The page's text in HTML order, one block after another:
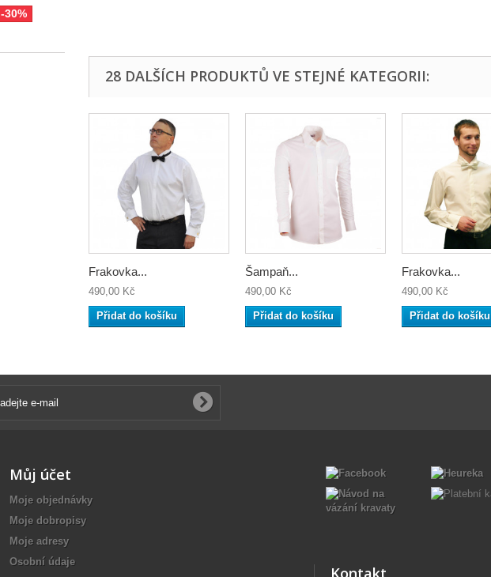
-30%
28 DALŠÍCH PRODUKTŮ VE STEJNÉ KATEGORII:
Frakovka...
490,00 Kč
Přidat do košíku
Šampaň...
490,00 Kč
Přidat do košíku
Frakovka...
490,00 Kč
Přidat do košíku
Můj účet
Moje objednávky
Moje dobropisy
Moje adresy
Osobní údaje
Kontakt